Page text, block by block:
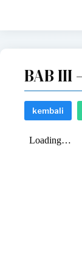
BAB III
kembali